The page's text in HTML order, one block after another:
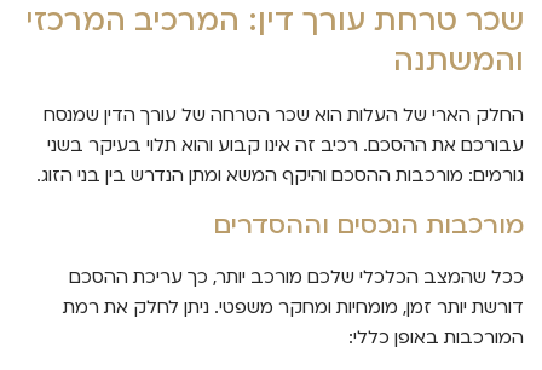
שכר טרחת עורך דין: המרכיב המרכזי
והמשתנה
החלק הארי של העלות הוא שכר הטרחה של עורך הדין שמנסח
עבורכם את ההסכם. רכיב זה אינו קבוע והוא תלוי בעיקר בשני
גורמים: מורכבות ההסכם והיקף המשא ומתן הנדרש בין בני הזוג.
מורכבות הנכסים וההסדרים
ככל שהמצב הכלכלי שלכם מורכב יותר, כך עריכת ההסכם
דורשת יותר זמן, מומחיות ומחקר משפטי. ניתן לחלק את רמת
המורכבות באופן כללי: